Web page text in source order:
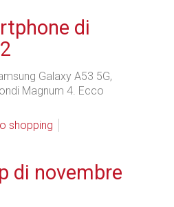
di
Galaxy A53 5G,
Magnum 4. Ecco
shopping
di novembre